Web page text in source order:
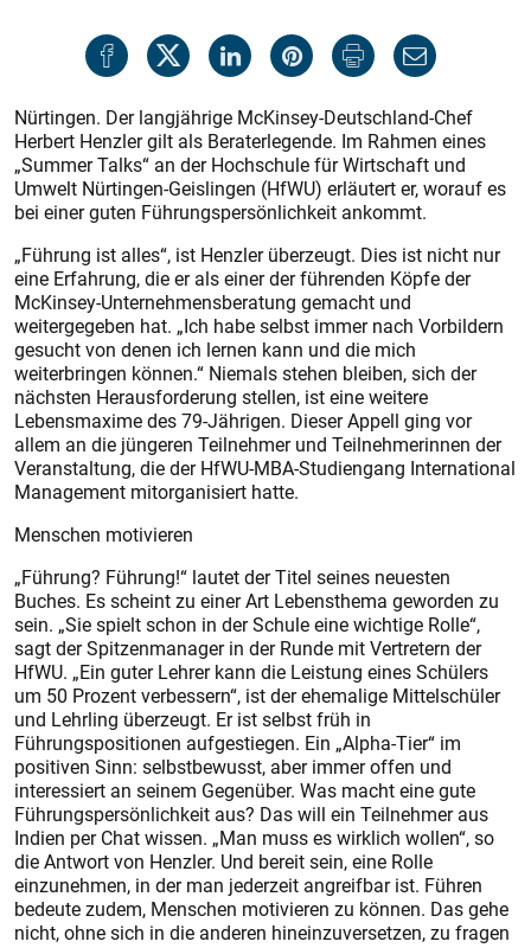
Nürtingen. Der langjährige McKinsey-Deutschland-Chef
Herbert Henzler gilt als Beraterlegende. Im Rahmen eines
„Summer Talks“ an der Hochschule für Wirtschaft und
Umwelt Nürtingen-Geislingen (HfWU) erläutert er, worauf es
bei einer guten Führungspersönlichkeit ankommt.
„Führung ist alles“, ist Henzler überzeugt. Dies ist nicht nur
eine Erfahrung, die er als einer der führenden Köpfe der
McKinsey-Unternehmensberatung gemacht und
weitergegeben hat. „Ich habe selbst immer nach Vorbildern
gesucht von denen ich lernen kann und die mich
weiterbringen können.“ Niemals stehen bleiben, sich der
nächsten Herausforderung stellen, ist eine weitere
Lebensmaxime des 79-Jährigen. Dieser Appell ging vor
allem an die jüngeren Teilnehmer und Teilnehmerinnen der
Veranstaltung, die der HfWU-MBA-Studiengang International
Management mitorganisiert hatte.
Menschen motivieren
„Führung? Führung!“ lautet der Titel seines neuesten
Buches. Es scheint zu einer Art Lebensthema geworden zu
sein. „Sie spielt schon in der Schule eine wichtige Rolle“,
sagt der Spitzenmanager in der Runde mit Vertretern der
HfWU. „Ein guter Lehrer kann die Leistung eines Schülers
um 50 Prozent verbessern“, ist der ehemalige Mittelschüler
und Lehrling überzeugt. Er ist selbst früh in
Führungspositionen aufgestiegen. Ein „Alpha-Tier“ im
positiven Sinn: selbstbewusst, aber immer offen und
interessiert an seinem Gegenüber. Was macht eine gute
Führungspersönlichkeit aus? Das will ein Teilnehmer aus
Indien per Chat wissen. „Man muss es wirklich wollen“, so
die Antwort von Henzler. Und bereit sein, eine Rolle
einzunehmen, in der man jederzeit angreifbar ist. Führen
bedeute zudem, Menschen motivieren zu können. Das gehe
nicht, ohne sich in die anderen hineinzuversetzen, zu fragen